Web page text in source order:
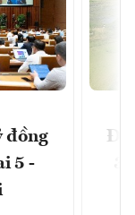
đồng
5 -